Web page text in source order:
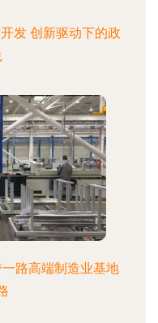
发 创新驱动下的政
路高端制造业基地